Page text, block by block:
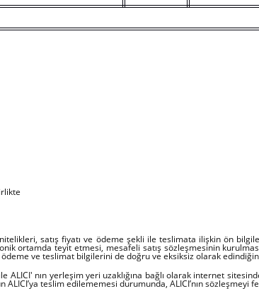
satış fiyatı ve ödeme şekli ile teslimata ilişkin ön
ortamda teyit etmesi, mesafeli satış sözleşmesinin
ve teslimat bilgilerini de doğru ve eksiksiz olarak
nın yerleşim yeri uzaklığına bağlı olarak internet
teslim edilememesi durumunda, ALICI’nın sözleşmeyi